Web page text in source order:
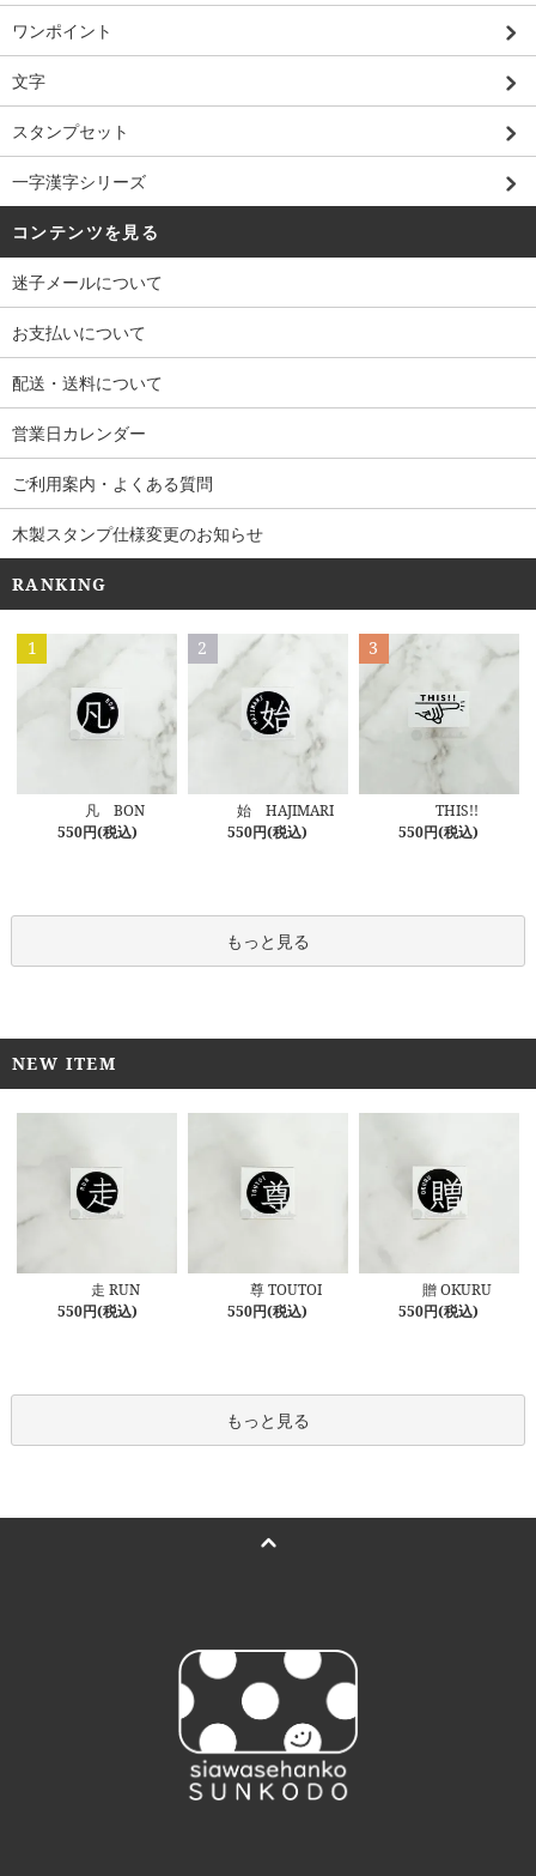
ワンポイント
文字
スタンプセット
一字漢字シリーズ
コンテンツを見る
迷子メールについて
お支払いについて
配送・送料について
営業日カレンダー
ご利用案内・よくある質問
木製スタンプ仕様変更のお知らせ
RANKING
1
凡 BON
550円(税込)
2
始 HAJIMARI
550円(税込)
3
THIS!!
550円(税込)
もっと見る
NEW ITEM
走 RUN
550円(税込)
尊 TOUTOI
550円(税込)
贈 OKURU
550円(税込)
もっと見る